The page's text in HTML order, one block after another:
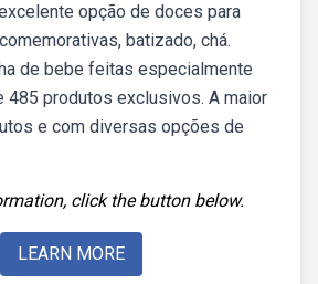
opção de doces para
batizado, chá.
de bebe feitas especialmente
485 produtos exclusivos. A maior
e com diversas opções de
click the button below.
LEARN MORE